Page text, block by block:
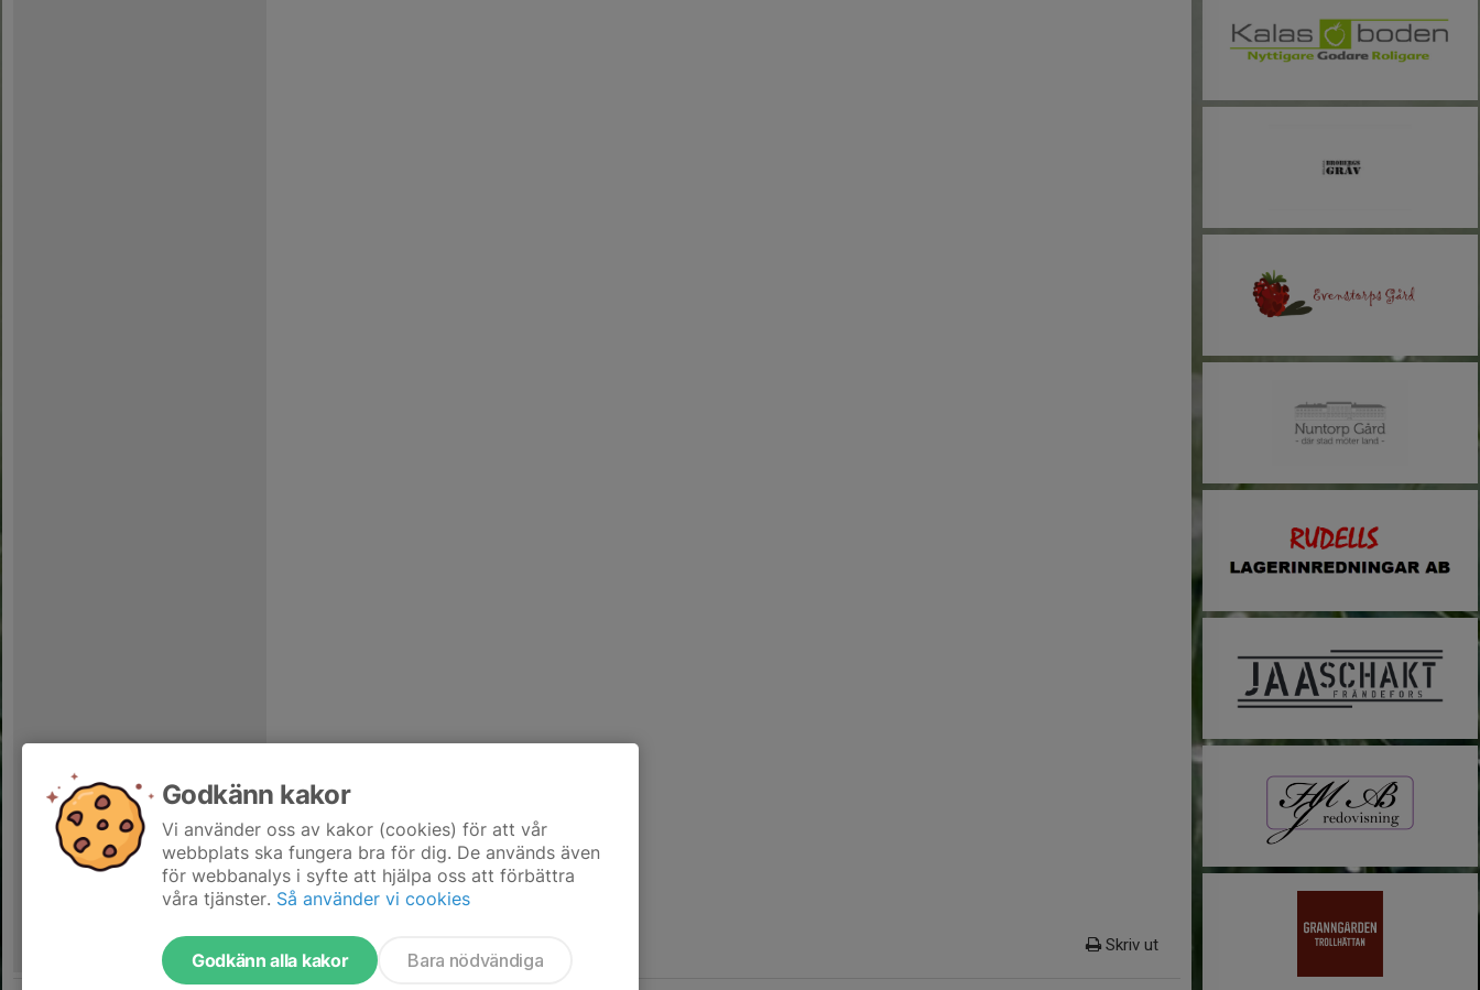
Skriv ut
Godkänn kakor
Vi använder oss av kakor (cookies) för att vår
webbplats ska fungera bra för dig. De används även
för webbanalys i syfte att hjälpa oss att förbättra
våra tjänster. Så använder vi cookies
Godkänn alla kakor Bara nödvändiga